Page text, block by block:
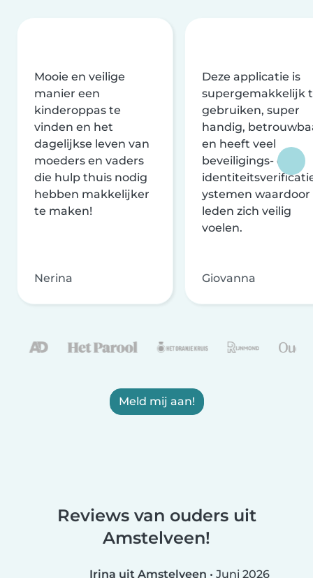
Mooie en veilige
manier een
kinderoppas te
vinden en het
dagelijkse leven van
moeders en vaders
die hulp thuis nodig
hebben makkelijker
te maken!
Nerina
Deze applicatie is
supergemakkelijk
gebruiken, super
handig,
en heeft veel
beveiligings- en
ystemen waardoor
leden zich veilig
voelen.
Giovanna
Meld mij aan!
Reviews van ouders uit
Amstelveen!
Irina uit Amstelveen • Juni 2026